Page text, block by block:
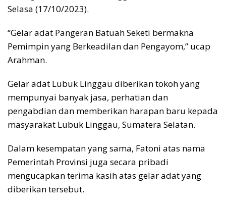
Selasa (17/10/2023).
“Gelar adat Pangeran Batuah Seketi bermakna
Pemimpin yang Berkeadilan dan Pengayom,” ucap
Arahman.
Gelar adat Lubuk Linggau diberikan tokoh yang
mempunyai banyak jasa, perhatian dan
pengabdian dan memberikan harapan baru kepada
masyarakat Lubuk Linggau, Sumatera Selatan.
Dalam kesempatan yang sama, Fatoni atas nama
Pemerintah Provinsi juga secara pribadi
mengucapkan terima kasih atas gelar adat yang
diberikan tersebut.